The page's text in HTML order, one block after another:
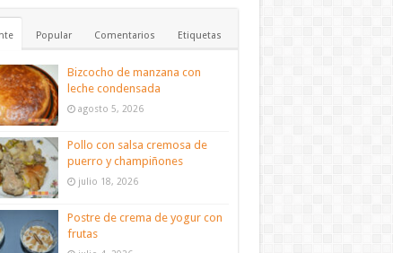
Popular Comentarios Etiquetas
Bizcocho de manzana con
leche condensada
agosto 5, 2026
Pollo con salsa cremosa de
puerro y champiñones
julio 18, 2026
Postre de crema de yogur con
frutas